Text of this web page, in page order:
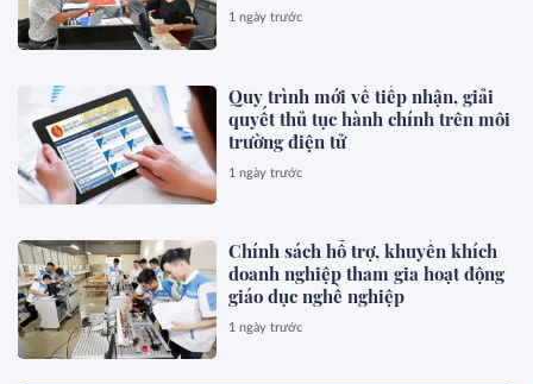
1 ngày trước
Quy trình mới về tiếp nhận, giải
quyết thủ tục hành chính trên môi
trường điện tử
1 ngày trước
Chính sách hỗ trợ, khuyến khích
doanh nghiệp tham gia hoạt động
giáo dục nghề nghiệp
1 ngày trước